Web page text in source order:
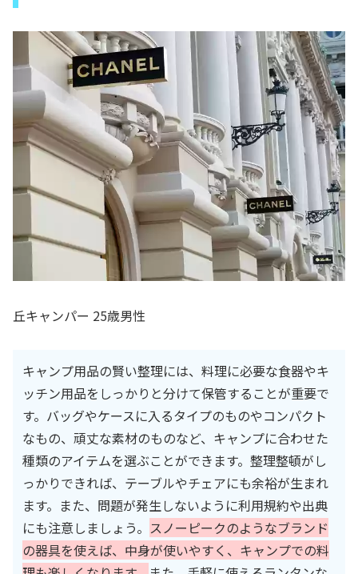
丘キャンパー 25歳男性
キャンプ用品の賢い整理には、料理に必要な食器やキ
ッチン用品をしっかりと分けて保管することが重要で
す。バッグやケースに入るタイプのものやコンパクト
なもの、頑丈な素材のものなど、キャンプに合わせた
種類のアイテムを選ぶことができます。整理整頓がし
っかりできれば、テーブルやチェアにも余裕が生まれ
ます。また、問題が発生しないように利用規約や出典
にも注意しましょう。 スノーピークのようなブランド
の器具を使えば、中身が使いやすく、キャンプでの料